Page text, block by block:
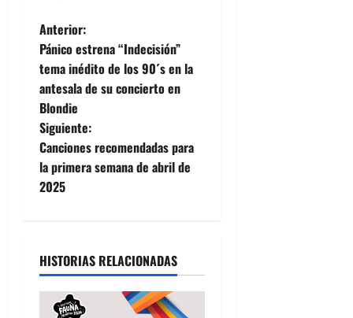
N
a
v
e
g
a
i
ó
Anterior:
Pánico estrena “Indecisión”
tema inédito de los 90´s en la
antesala de su concierto en
Blondie
Siguiente:
Canciones recomendadas para
la primera semana de abril de
2025
HISTORIAS RELACIONADAS